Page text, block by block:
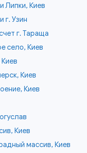
Липки, Киев
г. Узин
г. Тараща
село, Киев
Киев
Киев
Киев
массив, Киев